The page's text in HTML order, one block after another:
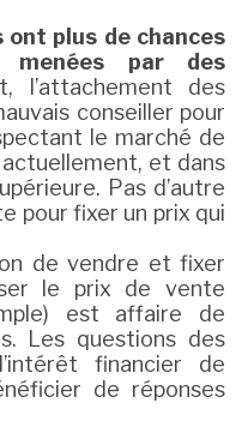
plus de chances
menées par des
l’attachement des
conseiller pour
le marché de
actuellement, et dans
Pas d’autre
pour fixer un prix qui
de vendre et fixer
le prix de vente
est affaire de
Les questions des
financier de
de réponses